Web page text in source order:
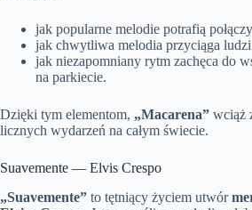
jak popularne melodie potrafią
jak chwytliwa melodia przyciąga ludzi
jak niezapomniany rytm zachęca do
na parkiecie.
Dzięki tym elementom, „Macarena” wciąż
licznych wydarzeń na całym świecie.
Suavemente — Elvis Crespo
„Suavemente” to tętniący życiem utwór